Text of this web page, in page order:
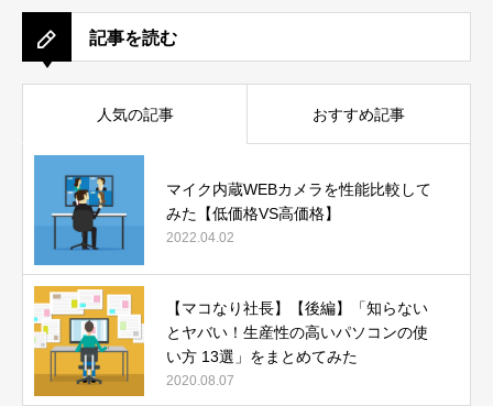
記事を読む
人気の記事 おすすめ記事
マイク内蔵WEBカメラを性能比較して
みた【低価格VS高価格】
2022.04.02
【マコなり社長】【後編】「知らない
とヤバい！生産性の高いパソコンの使
い方 13選」をまとめてみた
2020.08.07